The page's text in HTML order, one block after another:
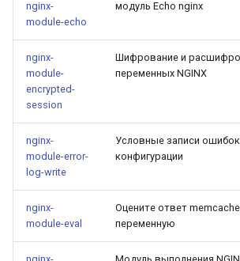
ntlm
openidc
openssl
perf
prettycjson
qless-web
nginx-
module-echo
модуль Echo nginx
nginx-
module-
encrypted-
session
Шифрование и
переменных NGINX
nginx-
module-error-
log-write
Условные записи
конфигурации
nginx-
module-eval
Оцените ответ
переменную